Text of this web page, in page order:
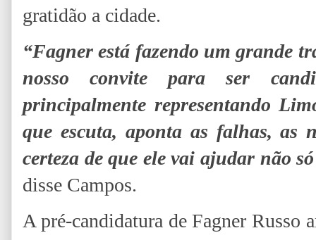
gratidão a cidade.
“Fagner está fazendo um grande
nosso convite para ser
principalmente representando
que escuta, aponta as falhas, as
certeza de que ele vai ajudar não
disse Campos.
A pré-candidatura de Fagner Russo